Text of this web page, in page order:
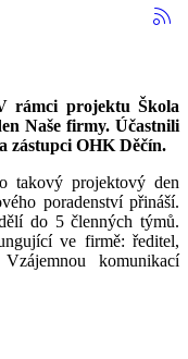
rámci projektu Škola
Naše firmy. Účastnili
zástupci OHK Děčín.
takový projektový den
poradenství přináší.
do 5 členných týmů.
ve firmě: ředitel,
komunikací